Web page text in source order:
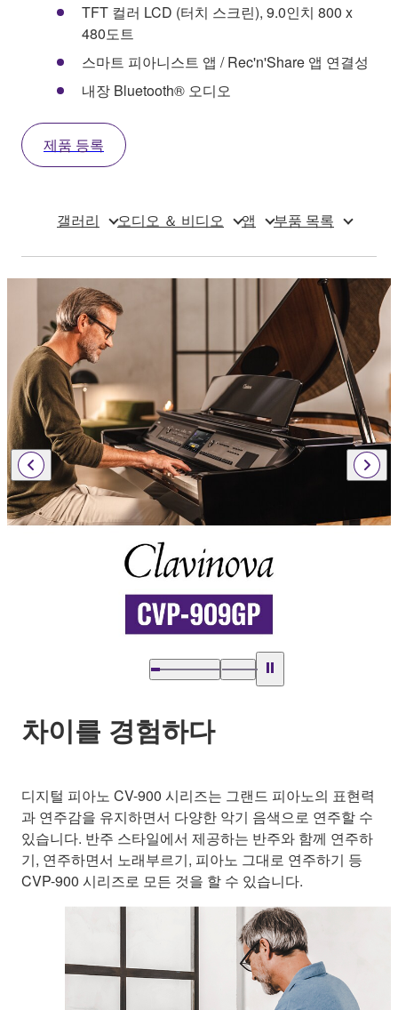
TFT 컬러 LCD (터치 스크린), 9.0인치 800 x
480도트
스마트 피아니스트 앱 / Rec'n'Share 앱 연결성
내장 Bluetooth® 오디오
제품 등록
갤러리 오디오 ＆ 비디오 앱 부품 목록
차이를 경험하다
디지털 피아노 CV-900 시리즈는 그랜드 피아노의 표현력
과 연주감을 유지하면서 다양한 악기 음색으로 연주할 수
있습니다. 반주 스타일에서 제공하는 반주와 함께 연주하
기, 연주하면서 노래부르기, 피아노 그대로 연주하기 등
CVP-900 시리즈로 모든 것을 할 수 있습니다.